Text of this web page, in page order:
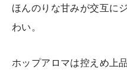
ほんのりな甘みが交互に
わい。
ホップアロマは控えめ上